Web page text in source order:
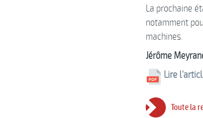
La prochaine
notamment
machines.
Jérôme
Lire
Toute la